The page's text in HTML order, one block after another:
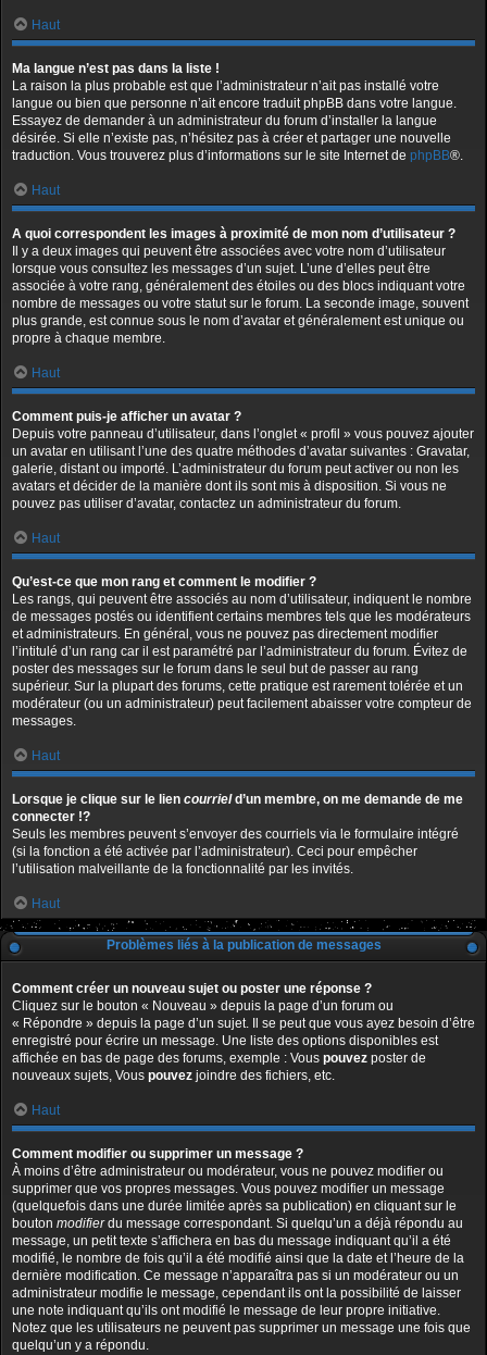
Haut
Ma langue n’est pas dans la liste !
La raison la plus probable est que l’administrateur n’ait pas installé votre
langue ou bien que personne n’ait encore traduit phpBB dans votre langue.
Essayez de demander à un administrateur du forum d’installer la langue
désirée. Si elle n’existe pas, n’hésitez pas à créer et partager une nouvelle
traduction. Vous trouverez plus d’informations sur le site Internet de phpBB®.
Haut
A quoi correspondent les images à proximité de mon nom d’utilisateur ?
Il y a deux images qui peuvent être associées avec votre nom d’utilisateur
lorsque vous consultez les messages d’un sujet. L’une d’elles peut être
associée à votre rang, généralement des étoiles ou des blocs indiquant votre
nombre de messages ou votre statut sur le forum. La seconde image, souvent
plus grande, est connue sous le nom d’avatar et généralement est unique ou
propre à chaque membre.
Haut
Comment puis-je afficher un avatar ?
Depuis votre panneau d’utilisateur, dans l’onglet « profil » vous pouvez ajouter
un avatar en utilisant l’une des quatre méthodes d’avatar suivantes : Gravatar,
galerie, distant ou importé. L’administrateur du forum peut activer ou non les
avatars et décider de la manière dont ils sont mis à disposition. Si vous ne
pouvez pas utiliser d’avatar, contactez un administrateur du forum.
Haut
Qu’est-ce que mon rang et comment le modifier ?
Les rangs, qui peuvent être associés au nom d’utilisateur, indiquent le nombre
de messages postés ou identifient certains membres tels que les modérateurs
et administrateurs. En général, vous ne pouvez pas directement modifier
l’intitulé d’un rang car il est paramétré par l’administrateur du forum. Évitez de
poster des messages sur le forum dans le seul but de passer au rang
supérieur. Sur la plupart des forums, cette pratique est rarement tolérée et un
modérateur (ou un administrateur) peut facilement abaisser votre compteur de
messages.
Haut
Lorsque je clique sur le lien courrield’un membre, on me demande de me
connecter !?
Seuls les membres peuvent s’envoyer des courriels via le formulaire intégré
(si la fonction a été activée par l’administrateur). Ceci pour empêcher
l’utilisation malveillante de la fonctionnalité par les invités.
Haut
Problèmes liés à la publication de messages
Comment créer un nouveau sujet ou poster une réponse ?
Cliquez sur le bouton « Nouveau » depuis la page d’un forum ou
« Répondre » depuis la page d’un sujet. Il se peut que vous ayez besoin d’être
enregistré pour écrire un message. Une liste des options disponibles est
affichée en bas de page des forums, exemple : Vous pouvez poster de
nouveaux sujets, Vous pouvez joindre des fichiers, etc.
Haut
Comment modifier ou supprimer un message ?
À moins d’être administrateur ou modérateur, vous ne pouvez modifier ou
supprimer que vos propres messages. Vous pouvez modifier un message
(quelquefois dans une durée limitée après sa publication) en cliquant sur le
bouton modifierdu message correspondant. Si quelqu’un a déjà répondu au
message, un petit texte s’affichera en bas du message indiquant qu’il a été
modifié, le nombre de fois qu’il a été modifié ainsi que la date et l’heure de la
dernière modification. Ce message n’apparaîtra pas si un modérateur ou un
administrateur modifie le message, cependant ils ont la possibilité de laisser
une note indiquant qu’ils ont modifié le message de leur propre initiative.
Notez que les utilisateurs ne peuvent pas supprimer un message une fois que
quelqu’un y a répondu.